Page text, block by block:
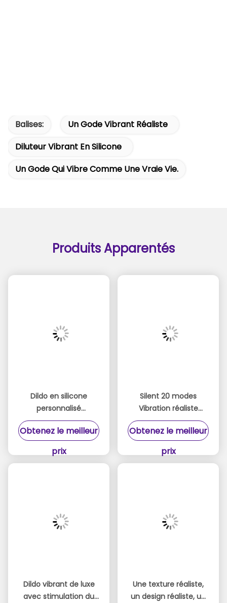
Balises:
Un Gode Vibrant Réaliste
Diluteur Vibrant En Silicone
Un Gode Qui Vibre Comme Une Vraie Vie.
Produits Apparentés
Dildo en silicone
personnalisé
rechargeable 8,66 "
Premium avec
télécommande
poussant et vibration
Obtenez le meilleur
prix
Silent 20 modes
Vibration réaliste
Dildos discrets Plaisirs
avec télécommande
Pour les femmes
Obtenez le meilleur
prix
Dildo vibrant de luxe
avec stimulation du
Une texture réaliste,
un design réaliste, un